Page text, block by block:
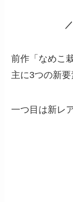
前作「なめこ
主に3つの新要
一つ目は新レ